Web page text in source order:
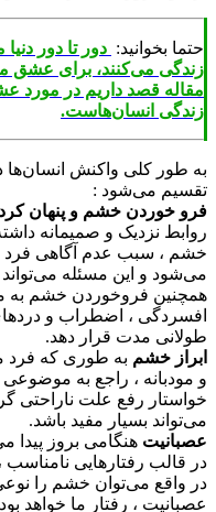
بخوانید: دور تا دور دنیا
می‌کنند، برای عشق
قصد داریم در مورد عشق
انسان‌هاست.
کلی واکنش انسان‌ها در
می‌شود :
خوردن خشم و پنهان کردن
نزدیک و صمیمانه داشته
، سبب عدم آگاهی فرد
و این مسئله می‌تواند در
فروخوردن خشم به مرور
، اضطراب و دردهای
مدت قرار دهد.
خشمبه طوری که فرد
، راجع به موضوعی
رفع علت ناراحتی
بسیار مفید باشد.
هنگامی بروز پیدا
رفتارهایی نامناسب ،
می‌توان خشم را نوعی
، رفتار ما خواهد بود.